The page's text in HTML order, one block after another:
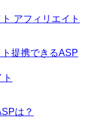
アフィリエイト
提携できるASP
は？